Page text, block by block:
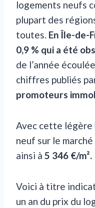
logements neufs
plupart des
toutes. En Île-de-
0,9 % qui a été
de l’année
chiffres publiés
promoteurs
Avec cette légère
neuf sur le
ainsi à 5 346 €/m².
Voici à titre
un an du prix du